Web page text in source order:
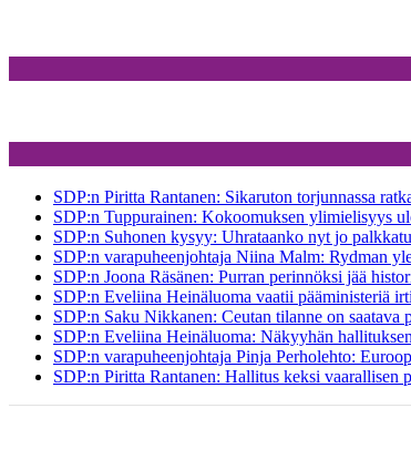
SDP:n Piritta Rantanen: Sikaruton torjunnassa
SDP:n Tuppurainen: Kokoomuksen ylimielisyys
SDP:n Suhonen kysyy: Uhrataanko nyt jo
SDP:n varapuheenjohtaja Niina Malm: Rydman
SDP:n Joona Räsänen: Purran perinnöksi jää
SDP:n Eveliina Heinäluoma vaatii pääministeriä
SDP:n Saku Nikkanen: Ceutan tilanne on saatava
SDP:n Eveliina Heinäluoma: Näkyyhän
SDP:n varapuheenjohtaja Pinja Perholehto:
SDP:n Piritta Rantanen: Hallitus keksi vaarallisen